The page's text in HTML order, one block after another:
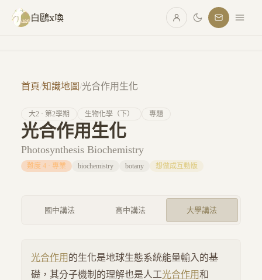
跳至主要內容
白鷗x喚
首頁/知識地圖/光合作用生化
大2 · 第2學期 生物化學（下） 專題
光合作用生化
Photosynthesis Biochemistry
難度 4 · 專業 biochemistry botany 想做成互動版
國中講法 高中講法 大學講法
光合作用 的生化是地球生態系統能量輸入的基
礎，其分子機制的理解也是人工光合作用和